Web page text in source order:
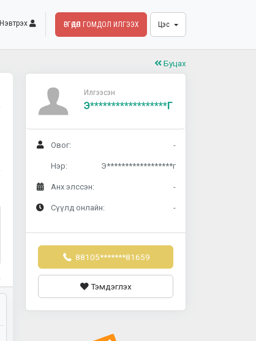
Нэвтрэх ӨРГӨДӨЛ ГОМДОЛ ИЛГЭЭХ Цэс
Буцах
Илгээсэн
Э******************г
Овог: -
Нэр: Э******************г
Анх элссэн: -
Сүүлд онлайн: -
88105*******81659
Тэмдэглэх